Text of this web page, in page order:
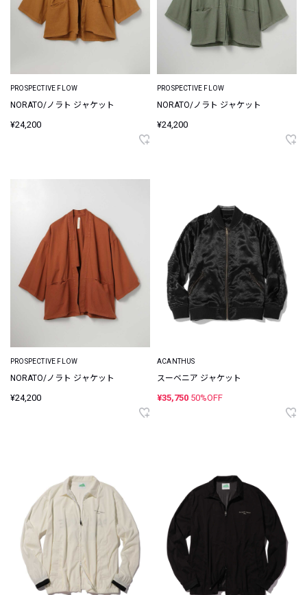
PROSPECTIVE FLOW
NORATO/ノラト ジャケット
¥24,200
PROSPECTIVE FLOW
NORATO/ノラト ジャケット
¥24,200
PROSPECTIVE FLOW
NORATO/ノラト ジャケット
¥24,200
ACANTHUS
スーベニア ジャケット
¥35,750 50%OFF